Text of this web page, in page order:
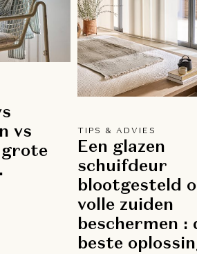
vs
grote
TIPS & ADVIES
Een glazen
schuifdeur
blootgesteld
volle zuiden
beschermen :
beste